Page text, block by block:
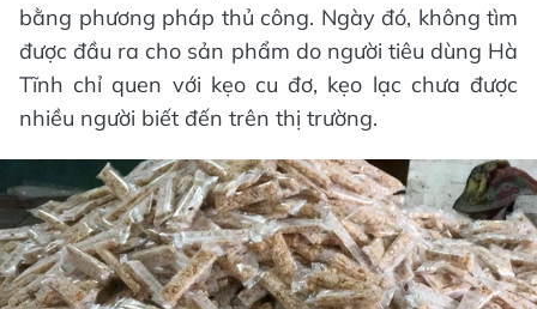
bằng phương pháp thủ công. Ngày đó, không tìm
được đầu ra cho sản phẩm do người tiêu dùng Hà
Tĩnh chỉ quen với kẹo cu đơ, kẹo lạc chưa được
nhiều người biết đến trên thị trường.